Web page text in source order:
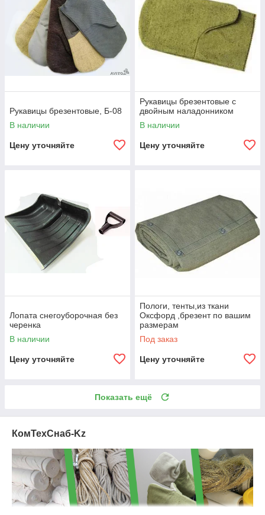
Рукавицы брезентовые, Б-08
В наличии
Цену уточняйте
Рукавицы брезентовые с
двойным наладонником
В наличии
Цену уточняйте
Лопата снегоуборочная без
черенка
В наличии
Цену уточняйте
Пологи, тенты,из ткани
Оксфорд ,брезент по вашим
размерам
Под заказ
Цену уточняйте
Показать ещё
КомТехСнаб-Kz